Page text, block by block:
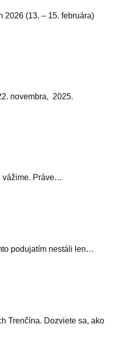
2026 (13. – 15. februára)
novembra, 2025.
vážime. Práve…
podujatím nestáli len…
Trenčína. Dozviete sa, ako